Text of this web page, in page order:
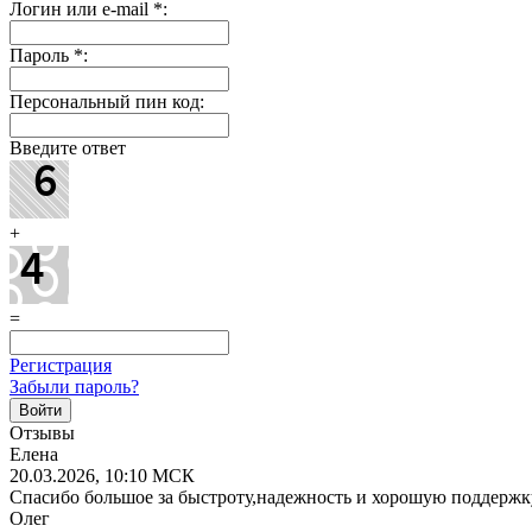
Логин или e-mail *:
Пароль *:
Персональный пин код:
Введите ответ
+
=
Регистрация
Забыли пароль?
Отзывы
Елена
20.03.2026, 10:10 МСК
Спасибо большое за быстроту,надежность и хорошую
Олег